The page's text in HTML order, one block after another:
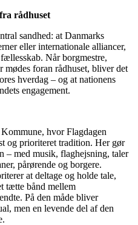
rådhuset
sandhed: at Danmarks
eller internationale alliancer,
Når borgmestre,
mødes foran rådhuset, bliver det
hverdag – og at nationens
engagement.
hvor Flagdagen
og prioriteret tradition. Her gør
– med musik, flaghejsning, taler
pårørende og borgere.
at deltage og holde tale,
tætte bånd mellem
På den måde bliver
men en levende del af den